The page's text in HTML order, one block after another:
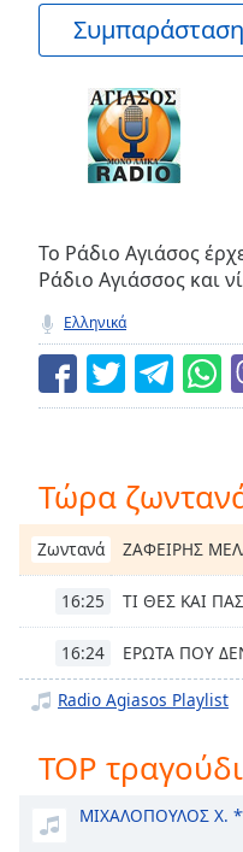
Current
0:00
-:-
Seek to
currently
LIVE
Remaining
Playback
Rate
Chapters
Chapters
descriptions
off,
Subtitles
subtitles
Το Ράδιο Αγιάσος
Ράδιο Αγιάσσος και
Ελληνικά
Τώρα
Ζωντανά ZAΦΕΙΡΗΣ
16:25 ΤΙ ΘΕΣ ΚΑΙ
16:24 ΕΡΩΤΑ ΠΟΥ
Radio Agiasos Playlist
TOP
ΜΙΧΑΛΟΠΟΥΛΟΣ Χ.